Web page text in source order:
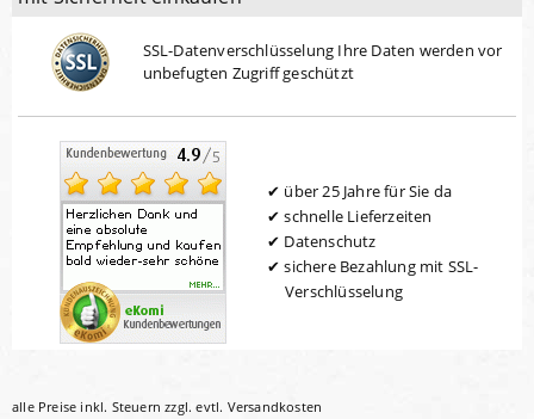
SSL-Datenverschlüsselung Ihre Daten werden vor
unbefugten Zugriff geschützt
über 25 Jahre für Sie da
schnelle Lieferzeiten
Datenschutz
sichere Bezahlung mit SSL-
Verschlüsselung
alle Preise inkl. Steuern zzgl. evtl. Versandkosten